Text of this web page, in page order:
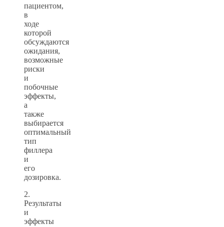
пациентом,
в
ходе
которой
обсуждаются
ожидания,
возможные
риски
и
побочные
эффекты,
а
также
выбирается
оптимальный
тип
филлера
и
его
дозировка.
2.
Результаты
и
эффекты